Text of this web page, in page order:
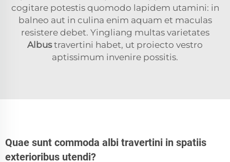
cogitare potestis quomodo lapidem utamini: in
balneo aut in culina enim aquam et maculas
resistere debet. Yingliang multas varietates
Albustravertini habet, ut proiecto vestro
aptissimum invenire possitis.
Quae sunt commoda albi travertini in spatiis
exterioribus utendi?